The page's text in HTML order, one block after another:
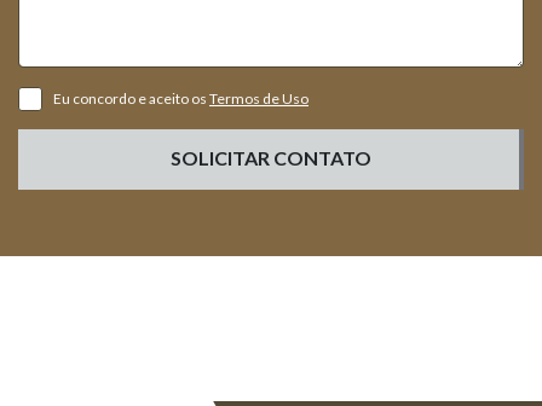
Eu concordo e aceito os Termos de Uso
SOLICITAR CONTATO